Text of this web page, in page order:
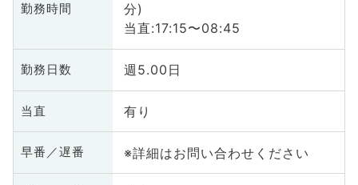
勤務時間
分)
当直:17:15〜08:45
勤務日数 週5.00日
当直 有り
早番／遅番 ※詳細はお問い合わせください